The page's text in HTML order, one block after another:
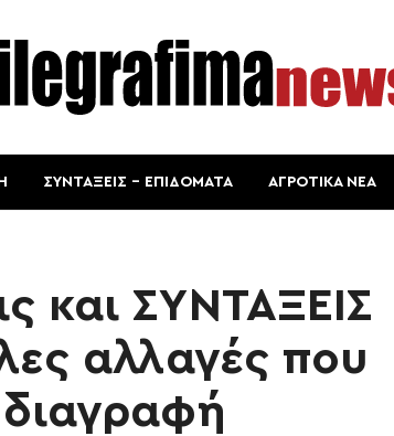
ΣΥΝΤΑΞΕΙΣ – ΕΠΙΔΟΜΑΤΑ ΑΓΡΟΤΙΚΑ ΝΕΑ
και ΣΥΝΤΑΞΕΙΣ
αλλαγές που